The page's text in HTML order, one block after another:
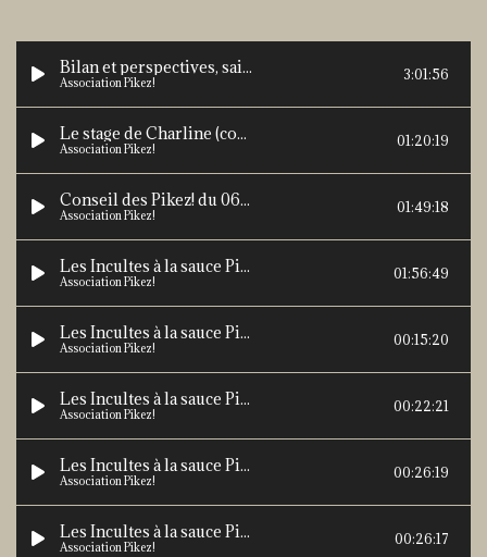
3:01:56
Bilan et perspectives, saison 2019-2020 (complet)
Association Pikez!
01:20:19
Le stage de Charline (complet)
Association Pikez!
01:49:18
Conseil des Pikez! du 06-03-19- complet
Association Pikez!
01:56:49
Les Incultes à la sauce Pikez! - complet
Association Pikez!
00:15:20
Les Incultes à la sauce Pikez! - 1-comment on s'informait à la maison ?
Association Pikez!
00:22:21
Les Incultes à la sauce Pikez! - 2-critique des médias
Association Pikez!
00:26:19
Les Incultes à la sauce Pikez! - 3-engagement
Association Pikez!
00:26:17
Les Incultes à la sauce Pikez! - 4-paroles publiques
Association Pikez!